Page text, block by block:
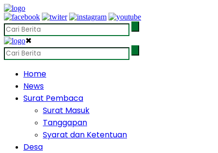
✖
Home
News
Surat Pembaca
Surat Masuk
Tanggapan
Syarat dan Ketentuan
Desa